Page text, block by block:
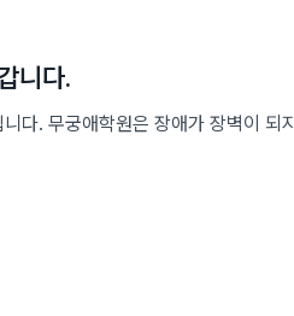
니다.
다. 무궁애학원은 장애가 장벽이 되지